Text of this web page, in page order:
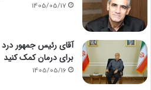
1405/05/17
آقای رئیس جمهور درد
برای درمان کمک کنید
1405/05/16